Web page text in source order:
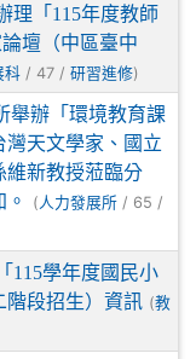
理「115年度教師
壇（中區臺中
科 / 47 / 研習進修)
舉辦「環境教育課
天文學家、國立
維新教授蒞臨分
( 人力發展所 / 65 /
115學年度國民小
段招生）資訊 (教